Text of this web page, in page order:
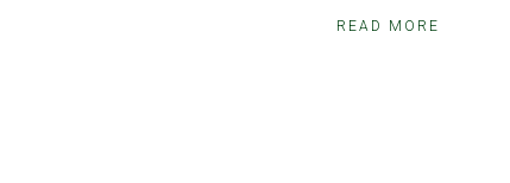
READ MORE